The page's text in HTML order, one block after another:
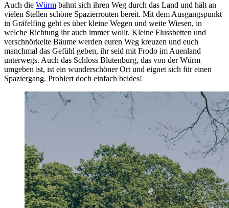
Auch die Würm bahnt sich ihren Weg durch das Land und hält an
vielen Stellen schöne Spazierrouten bereit. Mit dem Ausgangspunkt
in Gräfelfing geht es über kleine Wegen und weite Wiesen, in
welche Richtung ihr auch immer wollt. Kleine Flussbetten und
verschnörkelte Bäume werden euren Weg kreuzen und euch
manchmal das Gefühl geben, ihr seid mit Frodo im Auenland
unterwegs. Auch das Schloss Blutenburg, das von der Würm
umgeben ist, ist ein wunderschöner Ort und eignet sich für einen
Spaziergang. Probiert doch einfach beides!